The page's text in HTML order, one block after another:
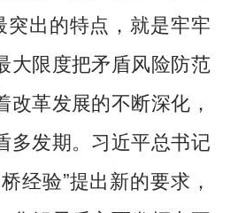
突出的特点，就是牢牢
大限度把矛盾风险防范
革发展的不断深化，
多发期。习近平总书记
经验”提出新的要求，